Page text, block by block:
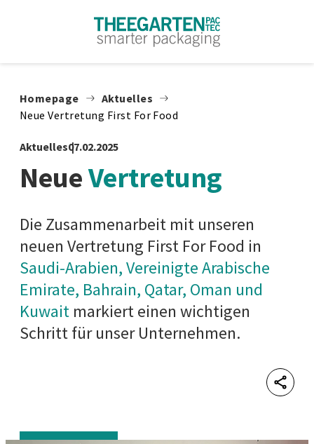
Homepage
Aktuelles
Neue Vertretung First For Food
Aktuelles07.02.2025
NeueVertretung
Die Zusammenarbeit mit unseren
neuen Vertretung First For Food in
Saudi-Arabien, Vereinigte Arabische
Emirate, Bahrain, Qatar, Oman und
Kuwait markiert einen wichtigen
Schritt für unser Unternehmen.